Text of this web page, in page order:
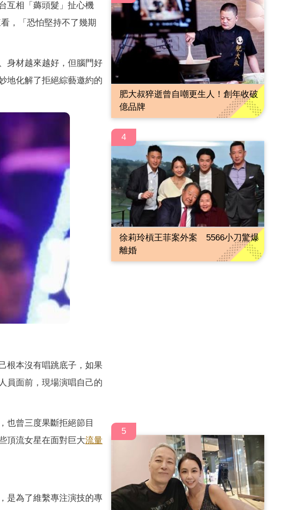
互相「薅頭髮」扯心機
，「恐怕堅持不了幾期
身材越來越好，但腦門好
地化解了拒絕綜藝邀約的
根本沒有唱跳底子，如果
員面前，現場演唱自己的
，也曾三度果斷拒絕節目
頂流女星在面對巨大流量
是為了維繫專注演技的專
肥大叔猝逝曾自嘲更生人！創年收破
億品牌
4
徐莉玲槓王菲案外案 5566小刀驚爆
離婚
5